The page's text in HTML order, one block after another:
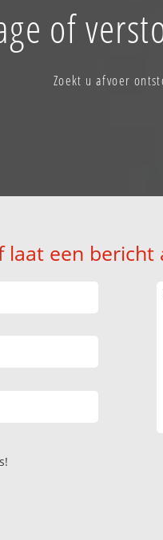
of
Zoekt u afvoer
laat een